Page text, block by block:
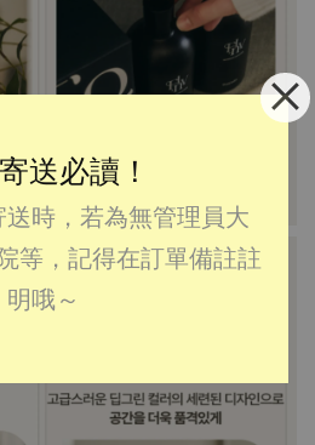
送必讀！
時，若為無管理員大
等，記得在訂單備註註
明哦～